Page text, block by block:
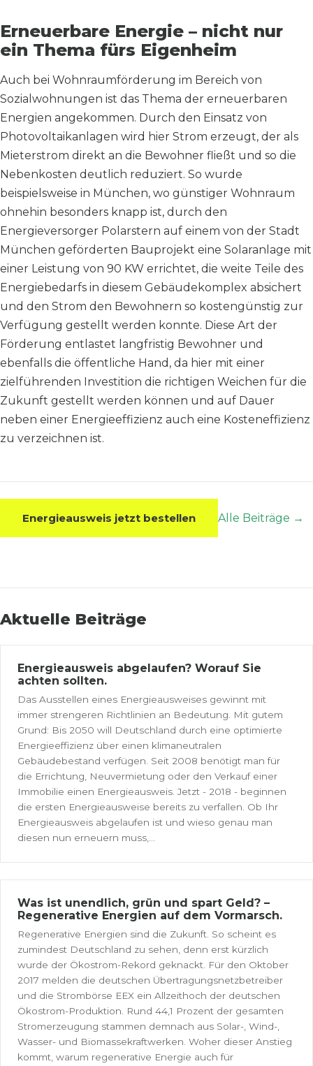
Erneuerbare Energie – nicht nur
ein Thema fürs Eigenheim
Auch bei Wohnraumförderung im Bereich von
Sozialwohnungen ist das Thema der erneuerbaren
Energien angekommen. Durch den Einsatz von
Photovoltaikanlagen wird hier Strom erzeugt, der als
Mieterstrom direkt an die Bewohner fließt und so die
Nebenkosten deutlich reduziert. So wurde
beispielsweise in München, wo günstiger Wohnraum
ohnehin besonders knapp ist, durch den
Energieversorger Polarstern auf einem von der Stadt
München geförderten Bauprojekt eine Solaranlage mit
einer Leistung von 90 KW errichtet, die weite Teile des
Energiebedarfs in diesem Gebäudekomplex absichert
und den Strom den Bewohnern so kostengünstig zur
Verfügung gestellt werden konnte. Diese Art der
Förderung entlastet langfristig Bewohner und
ebenfalls die öffentliche Hand, da hier mit einer
zielführenden Investition die richtigen Weichen für die
Zukunft gestellt werden können und auf Dauer
neben einer Energieeffizienz auch eine Kosteneffizienz
zu verzeichnen ist.
Energieausweis jetzt bestellen Alle Beiträge →
Aktuelle Beiträge
Energieausweis abgelaufen? Worauf Sie
achten sollten.
Das Ausstellen eines Energieausweises gewinnt mit
immer strengeren Richtlinien an Bedeutung. Mit gutem
Grund: Bis 2050 will Deutschland durch eine optimierte
Energieeffizienz über einen klimaneutralen
Gebäudebestand verfügen. Seit 2008 benötigt man für
die Errichtung, Neuvermietung oder den Verkauf einer
Immobilie einen Energieausweis. Jetzt - 2018 - beginnen
die ersten Energieausweise bereits zu verfallen. Ob Ihr
Energieausweis abgelaufen ist und wieso genau man
diesen nun erneuern muss,...
Was ist unendlich, grün und spart Geld? –
Regenerative Energien auf dem Vormarsch.
Regenerative Energien sind die Zukunft. So scheint es
zumindest Deutschland zu sehen, denn erst kürzlich
wurde der Ökostrom-Rekord geknackt. Für den Oktober
2017 melden die deutschen Übertragungsnetzbetreiber
und die Strombörse EEX ein Allzeithoch der deutschen
Ökostrom-Produktion. Rund 44,1 Prozent der gesamten
Stromerzeugung stammen demnach aus Solar-, Wind-,
Wasser- und Biomassekraftwerken. Woher dieser Anstieg
kommt, warum regenerative Energie auch für